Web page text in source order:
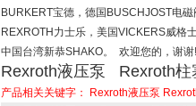
BURKERT宝德，德国BUSCHJOST电
REXROTH力士乐，美国VICKERS威格
中国台湾新恭SHAKO。 欢迎您的，谢谢!
Rexroth液压泵 Rexroth
产品相关关键字： Rexroth液压泵